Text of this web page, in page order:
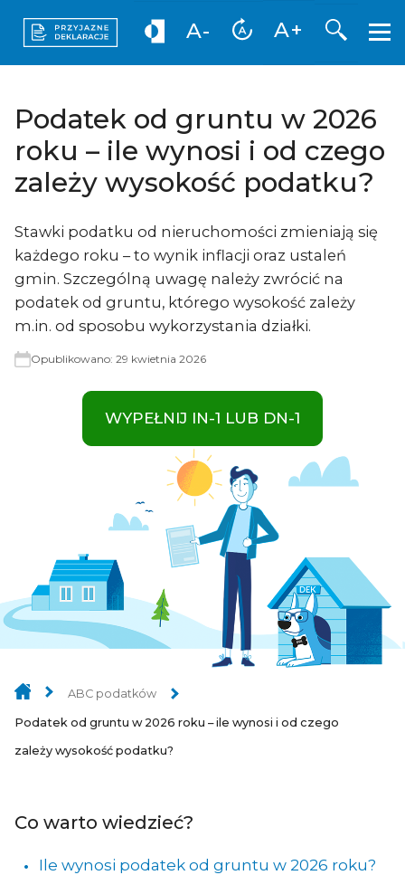
A- A+ Otwórz
Podatek od gruntu w 2026
roku – ile wynosi i od czego
zależy wysokość podatku?
Stawki podatku od nieruchomości zmieniają się
każdego roku – to wynik inflacji oraz ustaleń
gmin. Szczególną uwagę należy zwrócić na
podatek od gruntu, którego wysokość zależy
m.in. od sposobu wykorzystania działki.
Opublikowano: 29 kwietnia 2026
WYPEŁNIJ IN-1 LUB DN-1
ABC podatków
Podatek od gruntu w 2026 roku – ile wynosi i od czego
zależy wysokość podatku?
Co warto wiedzieć?
Ile wynosi podatek od gruntu w 2026 roku?